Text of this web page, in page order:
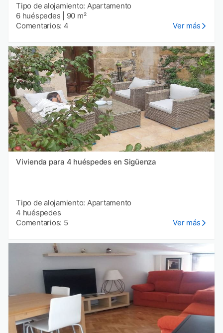
Tipo de alojamiento: Apartamento
6 huéspedes
90 m²
Comentarios: 4
Ver más
Vivienda para 4 huéspedes en Sigüenza
Tipo de alojamiento: Apartamento
4 huéspedes
Comentarios: 5
Ver más